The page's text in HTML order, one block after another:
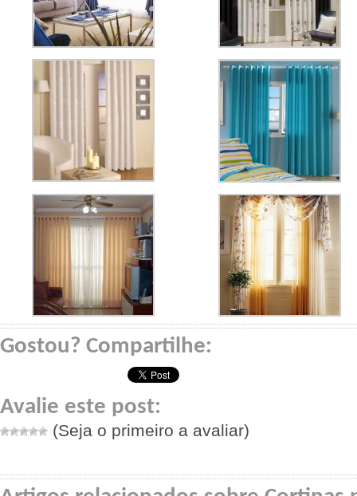
Gostou? Compartilhe:
Avalie este post:
(Seja o primeiro a avaliar)